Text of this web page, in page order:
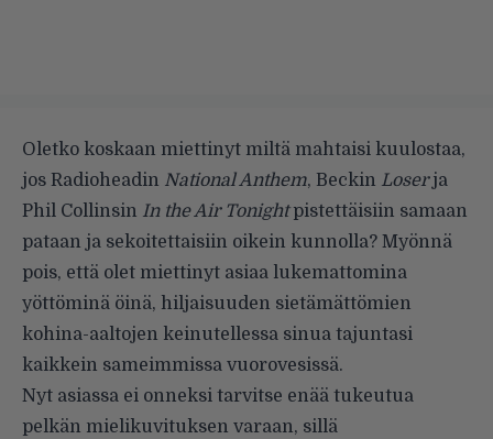
Oletko koskaan miettinyt miltä mahtaisi kuulostaa,
jos Radioheadin National Anthem, Beckin Loserja
Phil Collinsin In the Air Tonightpistettäisiin samaan
pataan ja sekoitettaisiin oikein kunnolla? Myönnä
pois, että olet miettinyt asiaa lukemattomina
yöttöminä öinä, hiljaisuuden sietämättömien
kohina-aaltojen keinutellessa sinua tajuntasi
kaikkein sameimmissa vuorovesissä.
Nyt asiassa ei onneksi tarvitse enää tukeutua
pelkän mielikuvituksen varaan, sillä